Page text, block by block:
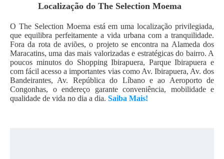
Localização do The Selection Moema
O The Selection Moema está em uma localização privilegiada,
que equilibra perfeitamente a vida urbana com a tranquilidade.
Fora da rota de aviões, o projeto se encontra na Alameda dos
Maracatins, uma das mais valorizadas e estratégicas do bairro. A
poucos minutos do Shopping Ibirapuera, Parque Ibirapuera e
com fácil acesso a importantes vias como Av. Ibirapuera, Av. dos
Bandeirantes, Av. República do Líbano e ao Aeroporto de
Congonhas, o endereço garante conveniência, mobilidade e
qualidade de vida no dia a dia. Saiba Mais!